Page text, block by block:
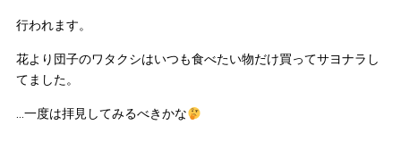
行われます。
花より団子のワタクシはいつも食べたい物だけ買ってサヨナラし
てました。
…一度は拝見してみるべきかな